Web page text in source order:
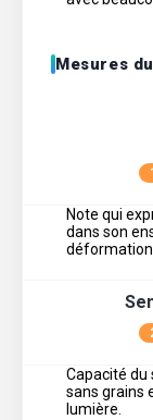
Mesures
Note qui
dans son
Capacité du
sans grains
lumière.